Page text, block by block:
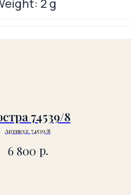
74539/8
Артикул: 74539/8
6 800 р.